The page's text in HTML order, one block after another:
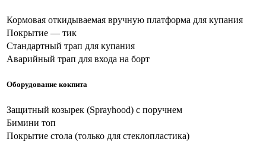
Кормовая откидываемая вручную платформа для купания
Покрытие — тик
Стандартный трап для купания
Аварийный трап для входа на борт
Оборудование кокпита
Защитный козырек (Sprayhood) с поручнем
Бимини топ
Покрытие стола (только для стеклопластика)